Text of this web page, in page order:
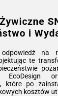
i
na
te
EcoDesign
które po
kosztów